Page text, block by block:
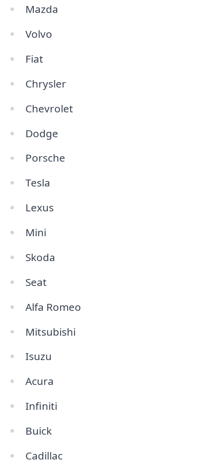
Mazda
Volvo
Fiat
Chrysler
Chevrolet
Dodge
Porsche
Tesla
Lexus
Mini
Skoda
Seat
Alfa Romeo
Mitsubishi
Isuzu
Acura
Infiniti
Buick
Cadillac